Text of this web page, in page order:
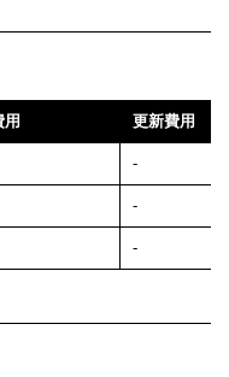
用 更新費用
-
-
-